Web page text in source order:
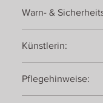
Warn- &
Künstlerin:
Pflegehinweise: